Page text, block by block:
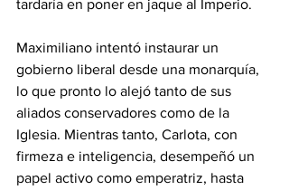
tardaría en poner en jaque al Imperio.
Maximiliano intentó instaurar un
gobierno liberal desde una monarquía,
lo que pronto lo alejó tanto de sus
aliados conservadores como de la
Iglesia. Mientras tanto, Carlota, con
firmeza e inteligencia, desempeñó un
papel activo como emperatriz, hasta